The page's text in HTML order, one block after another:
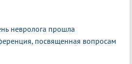
невролога прошла
посвященная вопросам